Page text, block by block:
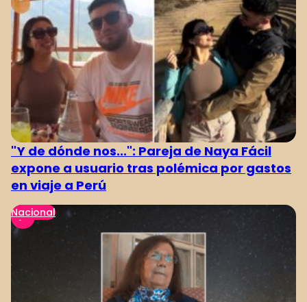
"Y de dónde nos...": Pareja de Naya Fácil
expone a usuario tras polémica por gastos
en viaje a Perú
Nacional